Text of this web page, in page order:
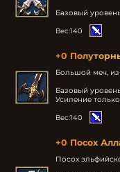
Базовый
Вес:140
+0
Большой меч,
Базовый
Усиление
Вес:140
+0 Посох
Посох